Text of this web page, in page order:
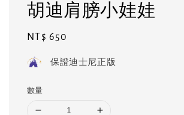
胡迪肩膀小娃娃
Regular
NT$ 650
保證迪士尼正版
數量